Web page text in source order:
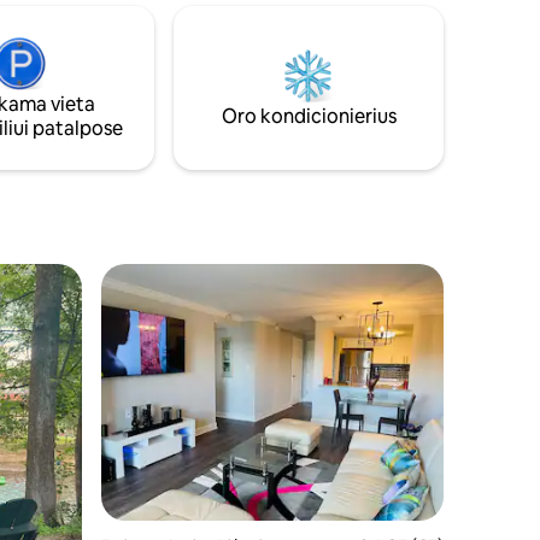
ir
pagrindiniame aukšte. Teatro kambarys
pasiekiamas pateikus užklausą.
vieta
patalpose
Oro kondicionierius